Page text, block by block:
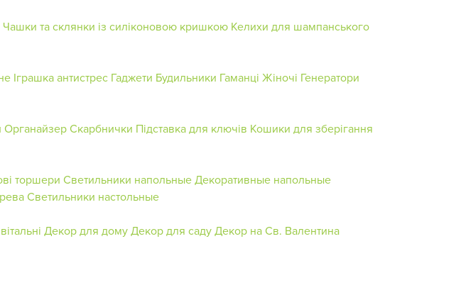
Чашки та склянки із силіконовою кришкою Келихи для шампанського
Іграшка антистрес Гаджети Будильники Гаманці Жіночі Генератори
ОрганайзерСкарбнички Підставка для ключів Кошики для зберігання
торшери Светильники напольныеДекоративные напольные
Светильники настольные
Декор для домуДекор для садуДекор на Св. Валентина